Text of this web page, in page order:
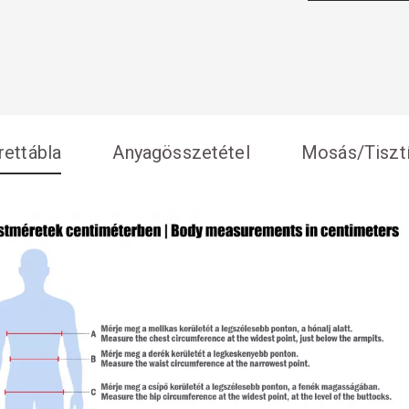
Anyagösszetétel Mosás/